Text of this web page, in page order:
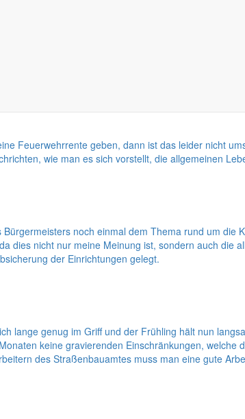
Ich möchte den Junibeitrag dazu nutzen, den
Feuerwehrrente geben, dann ist das leider nicht
wie man es sich vorstellt, die allgemeinen
noch einmal dem Thema rund um
dies nicht nur meine Meinung ist, sondern auch
der Einrichtungen gelegt.
lange genug im Griff und der Frühling hält nun
keine gravierenden Einschränkungen,
des Straßenbauamtes muss man eine gute